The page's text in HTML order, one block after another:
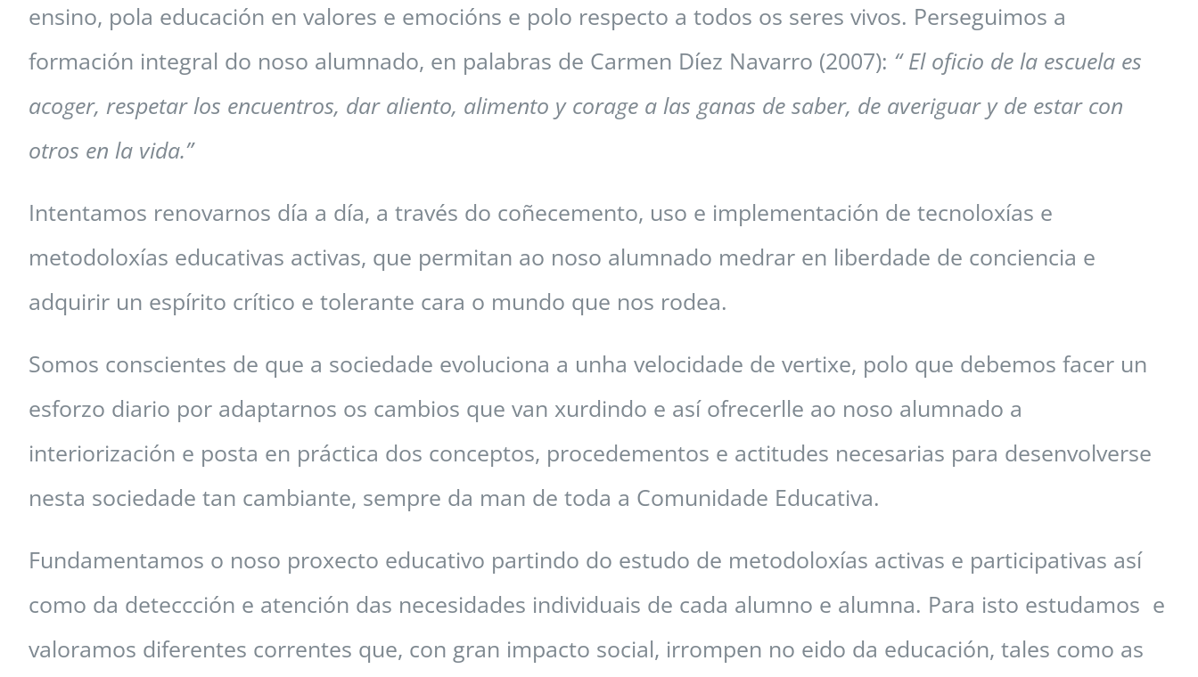
ensino, pola educación en valores e emocións e polo respecto a todos os seres vivos. Perseguimos a
formación integral do noso alumnado, en palabras de Carmen Díez Navarro (2007): “ El oficio de la escuela es
acoger, respetar los encuentros, dar aliento, alimento y corage a las ganas de saber, de averiguar y de estar con
otros en la vida.”
Intentamos renovarnos día a día, a través do coñecemento, uso e implementación de tecnoloxías e
metodoloxías educativas activas, que permitan ao noso alumnado medrar en liberdade de conciencia e
adquirir un espírito crítico e tolerante cara o mundo que nos rodea.
Somos conscientes de que a sociedade evoluciona a unha velocidade de vertixe, polo que debemos facer un
esforzo diario por adaptarnos os cambios que van xurdindo e así ofrecerlle ao noso alumnado a
interiorización e posta en práctica dos conceptos, procedementos e actitudes necesarias para desenvolverse
nesta sociedade tan cambiante, sempre da man de toda a Comunidade Educativa.
Fundamentamos o noso proxecto educativo partindo do estudo de metodoloxías activas e participativas así
como da deteccción e atención das necesidades individuais de cada alumno e alumna. Para isto estudamos e
valoramos diferentes correntes que, con gran impacto social, irrompen no eido da educación, tales como as